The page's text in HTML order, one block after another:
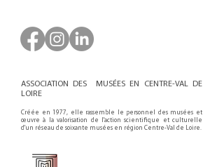
ASSOCIATION DES MUSÉES EN CENTRE-VAL DE
LOIRE
Créée en 1977, elle rassemble le personnel des musées et
œuvre à la valorisation de l'action scientifique et culturelle
d'un réseau de soixante musées en région Centre-Val de Loire.